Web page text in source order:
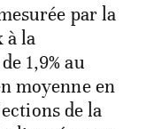
par la
à la
1,9% au
moyenne en
de la